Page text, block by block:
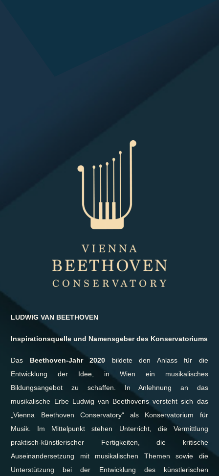
LUDWIG VAN BEETHOVEN
Inspirationsquelle und Namensgeber des Konservatoriums
Das Beethoven-Jahr 2020 bildete den Anlass für die
Entwicklung der Idee, in Wien ein musikalisches
Bildungsangebot zu schaffen. In Anlehnung an das
musikalische Erbe Ludwig van Beethovens versteht sich das
„Vienna Beethoven Conservatory“ als Konservatorium für
Musik. Im Mittelpunkt stehen Unterricht, die Vermittlung
praktisch-künstlerischer Fertigkeiten, die kritische
Auseinandersetzung mit musikalischen Themen sowie die
Unterstützung bei der Entwicklung des künstlerischen